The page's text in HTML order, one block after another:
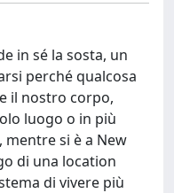
in sé la sosta, un
perché qualcosa
il nostro corpo,
luogo o in più
si è a New
di una location
di vivere più